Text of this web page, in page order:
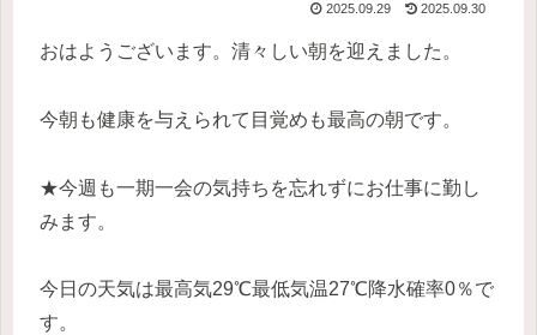
2025.09.29 2025.09.30
おはようございます。清々しい朝を迎えました。
今朝も健康を与えられて目覚めも最高の朝です。
★今週も一期一会の気持ちを忘れずにお仕事に勤し
みます。
今日の天気は最高気29℃最低気温27℃降水確率0％で
す。